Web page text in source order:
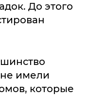
До этого
имели
которые